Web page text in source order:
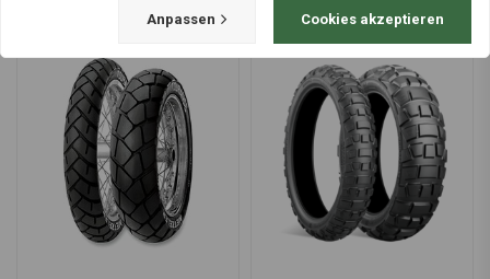
Anpassen Cookies akzeptieren